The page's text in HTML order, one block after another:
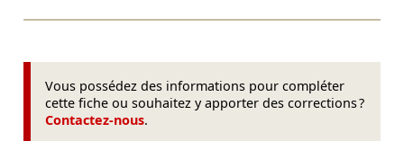
Vous possédez des informations pour compléter
cette fiche ou souhaitez y apporter des corrections ?
Contactez-nous.